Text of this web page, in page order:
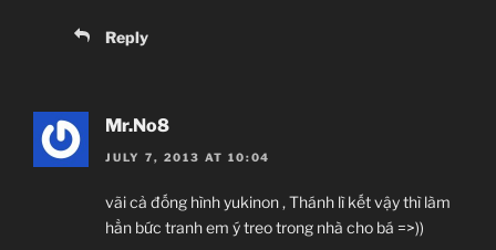
Reply
Mr.No8
JULY 7, 2013 AT 10:04
vãi cả đống hình yukinon , Thánh lì kết vậy thì làm
hẳn bức tranh em ý treo trong nhà cho bá =>))